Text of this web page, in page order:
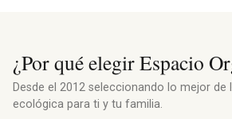
¿Por qué elegir Espacio
Desde el 2012 seleccionando lo mejor de
ecológica para ti y tu familia.